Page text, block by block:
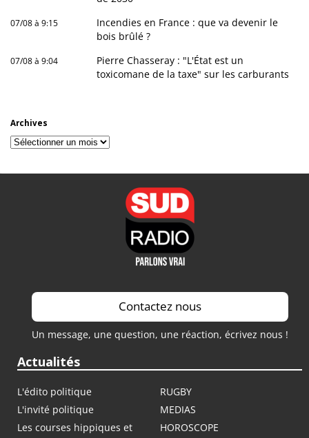
07/08 à 9:15
Incendies en France : que va devenir le
bois brûlé ?
07/08 à 9:04
Pierre Chasseray : "L'État est un
toxicomane de la taxe" sur les carburants
Archives
Archives
Contactez nous
Un message, une question, une réaction, écrivez nous !
Actualités
L'édito politique
RUGBY
L'invité politique
MEDIAS
Les courses hippiques et
HOROSCOPE